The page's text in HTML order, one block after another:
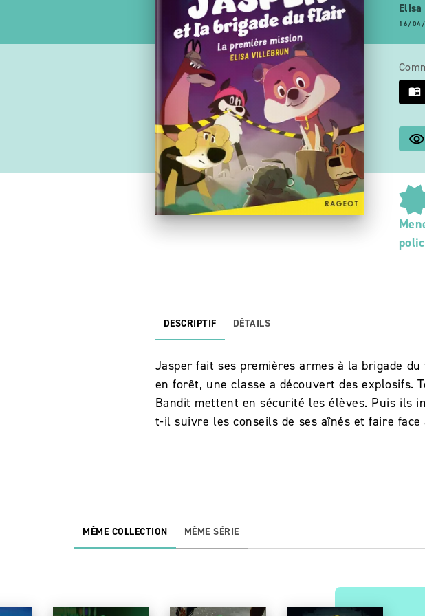
16/
menu_book
DESCRIPTIF DÉTAILS
Jasper fait ses premières armes à la brigade
en forêt, une classe a découvert des explosifs.
Bandit mettent en sécurité les élèves. Puis ils
t-il suivre les conseils de ses aînés et faire
MÊME COLLECTION MÊME SÉRIE